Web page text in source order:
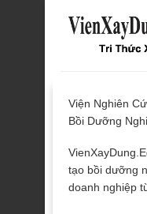
Viện Nghiên
Bồi Dưỡng
tạo bồi dưỡng
doanh nghiệp